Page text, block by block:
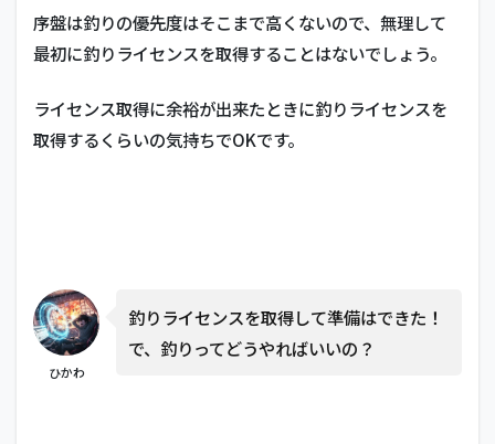
で魚
を釣
る方
サ
3
夜
に
魚
序盤は釣りの優先度はそこまで高くないので、無理して
最初に釣りライセンスを取得することはないでしょう。
ライセンス取得に余裕が出来たときに釣りライセンスを
取得するくらいの気持ちでOKです。
ひかわ
釣りライセンスを取得して準備はできた！
で、釣りってどうやればいいの？